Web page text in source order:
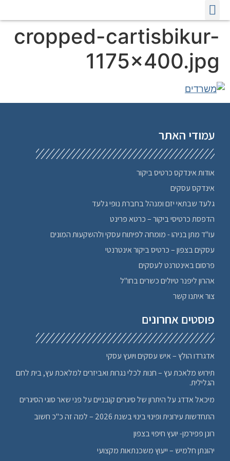
cropped-cartisbikur-
1175×400.jpg
עמודי האתר
אודות אינדקס כרטיס ביקור
אינדקס עסקים
גלעד שבתאי יזם ומנהל בחברת נופי גלעד
הדפסת כרטיסי ביקור – כרטא פרינט
עו"ד מתן בניהו - מומחה לפיתוח עסקי ולהשקעות המונים
עסקים בצפון – כרטיס ביקור אינטרנטי
פרסום באינטרנט לעסקים
אהרון ליפנר טיולים כשרים בחו"ל
צור איתנו קשר
פוסטים אחרונים
אדגרדו הולץ – איש עסקים ויועץ עסקי
תירוש מלאכת עץ – חנות לכלי נגרות ואביזרים למלאכת עץ, בית לחם
הגלילית.
מיכאל אדדג על היתרון של סיגרים קובניים על פני שאר סוגי הסיגרים
התחדשות עירונית ופינוי בינוי בשנת 2026 – למה זה כ"כ חשוב
רונן פפירמן- יועץ חיפוי בצפון
יהונתן חלמיש – ייעוץ משכנתאות מקצועי